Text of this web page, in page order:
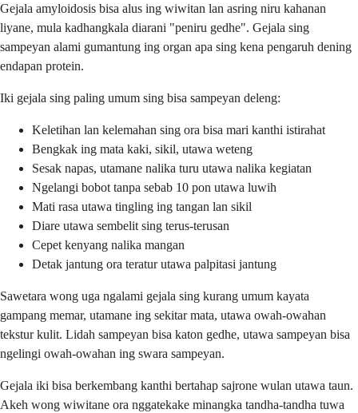
Gejala amyloidosis bisa alus ing wiwitan lan asring niru kahanan
liyane, mula kadhangkala diarani "peniru gedhe". Gejala sing
sampeyan alami gumantung ing organ apa sing kena pengaruh dening
endapan protein.
Iki gejala sing paling umum sing bisa sampeyan deleng:
Keletihan lan kelemahan sing ora bisa mari kanthi istirahat
Bengkak ing mata kaki, sikil, utawa weteng
Sesak napas, utamane nalika turu utawa nalika kegiatan
Ngelangi bobot tanpa sebab 10 pon utawa luwih
Mati rasa utawa tingling ing tangan lan sikil
Diare utawa sembelit sing terus-terusan
Cepet kenyang nalika mangan
Detak jantung ora teratur utawa palpitasi jantung
Sawetara wong uga ngalami gejala sing kurang umum kayata
gampang memar, utamane ing sekitar mata, utawa owah-owahan
tekstur kulit. Lidah sampeyan bisa katon gedhe, utawa sampeyan bisa
ngelingi owah-owahan ing swara sampeyan.
Gejala iki bisa berkembang kanthi bertahap sajrone wulan utawa taun.
Akeh wong wiwitane ora nggatekake minangka tandha-tandha tuwa